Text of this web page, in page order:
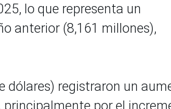
lo que representa un
anterior (8,161 millones),
dólares) registraron un
principalmente por el